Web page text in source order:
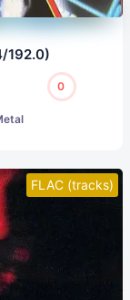
192.0)
0
FLAC (tracks)